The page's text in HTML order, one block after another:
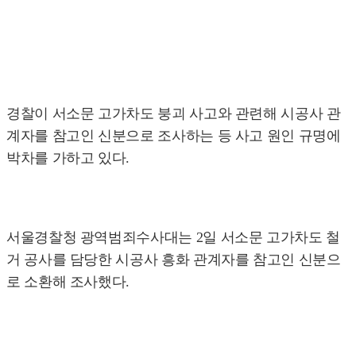
경찰이 서소문 고가차도 붕괴 사고와 관련해 시공사 관
계자를 참고인 신분으로 조사하는 등 사고 원인 규명에
박차를 가하고 있다.
서울경찰청 광역범죄수사대는 2일 서소문 고가차도 철
거 공사를 담당한 시공사 흥화 관계자를 참고인 신분으
로 소환해 조사했다.